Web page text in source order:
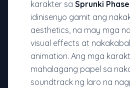
karakter sa Sprunki
idinisenyo gamit ang
aesthetics, na may mga
visual effects at
animation. Ang mga
mahalagang papel sa
soundtrack ng laro na